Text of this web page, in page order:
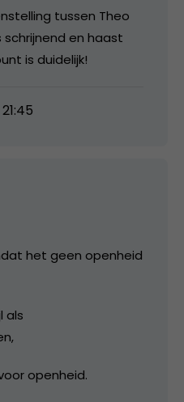
tussen Theo
en haast
is duidelijk!
het geen openheid
als
openheid.